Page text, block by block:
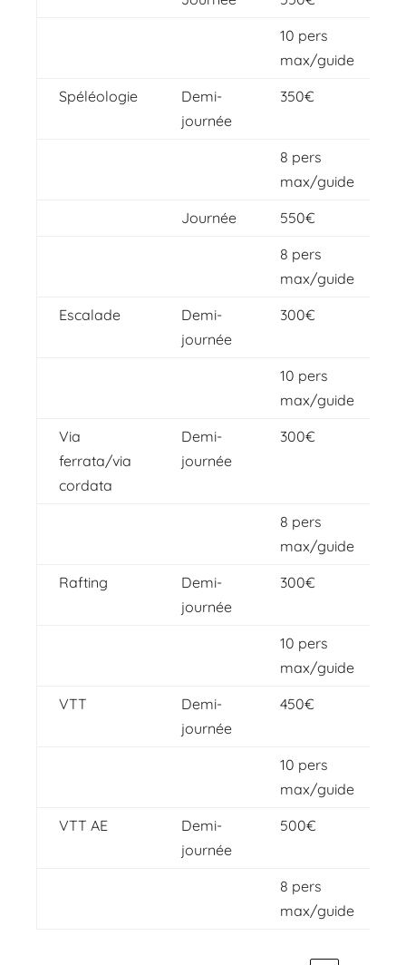
10 pers
max/guide
Spéléologie
Demi-
journée
350€
8 pers
max/guide
Journée
550€
8 pers
max/guide
Escalade
Demi-
journée
300€
10 pers
max/guide
Via
ferrata/via
cordata
Demi-
journée
300€
8 pers
max/guide
Rafting
Demi-
journée
300€
10 pers
max/guide
VTT
Demi-
journée
450€
10 pers
max/guide
VTT AE
Demi-
journée
500€
8 pers
max/guide